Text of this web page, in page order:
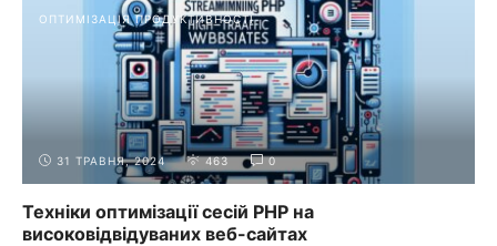
ОПТИМІЗАЦІЯ ПРОДУКТИВНОСТІ
31 ТРАВНЯ, 2024 463 0
Техніки оптимізації сесій PHP на
високовідвідуваних веб-сайтах